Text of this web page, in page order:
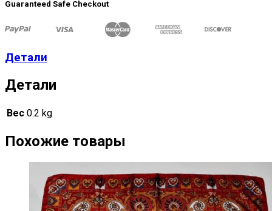
Guaranteed Safe Checkout
Детали
Детали
Вес 0.2 kg
Похожие товары